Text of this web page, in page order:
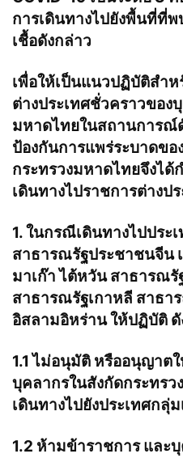
การเดินทางไปยังพื้นที่ที่
เชื้อดังกล่าว
เพื่อให้เป็นแนวปฏิบัติสํา
ต่างประเทศชั่วคราวของ
มหาดไทยในสถานการณ์
ป้องกันการแพร่ระบาดขอ
กระทรวงมหาดไทยจึงไ
เดินทางไปราชการต่างป
1. ในกรณีเดินทางไปประ
สาธารณรัฐประชาชนจีน
มาเก๊า ไต้หวัน สาธารณ
สาธารณรัฐเกาหลี สาธา
อิสลามอิหร่าน ให้ปฏิบัติ
1.1 ไม่อนุมัติ หรืออนุญาต
บุคลากรในสังกัดกระทร
เดินทางไปยังประเทศกลุ่ม
1.2 ห้ามข้าราชการ และ